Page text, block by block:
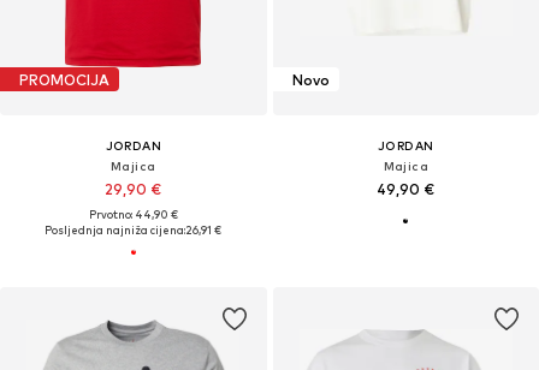
PROMOCIJA
JORDAN
Majica
29,90 €
Prvotno: 44,90 €
Posljednja najniža cijena:26,91 €
Novo
JORDAN
Majica
49,90 €